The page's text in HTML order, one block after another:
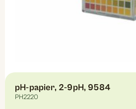
pH-papier, 2-9pH, 9584
PH2220